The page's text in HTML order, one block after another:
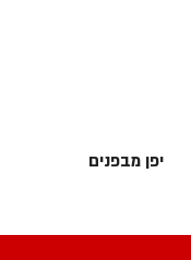
יפן מבפנים